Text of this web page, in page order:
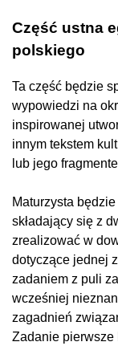
Część ustna
polskiego
Ta część będzie
wypowiedzi na
inspirowanej
innym tekstem
lub jego
Maturzysta
składający się z
zrealizować w
dotyczące jednej
zadaniem z puli
wcześniej
zagadnień
Zadanie pierwsze